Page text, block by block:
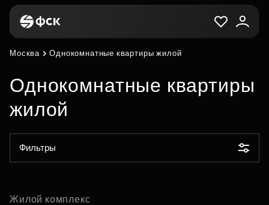
Москва Однокомнатные квартиры жилой
Однокомнатные квартиры
жилой
Фильтры
Жилой комплекс